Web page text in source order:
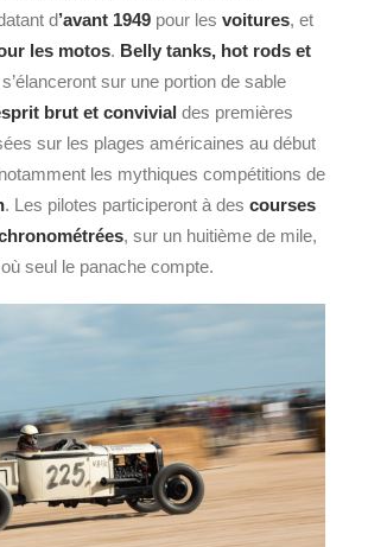
d’avant 1949 pour les voitures, et
les motos. Belly tanks, hot rods et
s’élanceront sur une portion de sable
brut et convivial des premières
sur les plages américaines au début
les mythiques compétitions de
. Les pilotes participeront à des courses
, sur un huitième de mile,
seul le panache compte.